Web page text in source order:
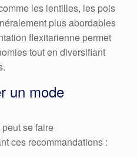
les lentilles, les pois
plus abordables
flexitarienne permet
tout en diversifiant
un mode
peut se faire
ces recommandations :